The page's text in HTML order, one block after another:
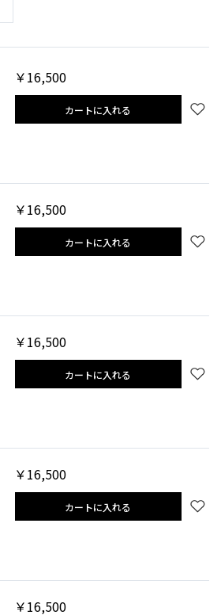
￥16,500
カートに入れる
￥16,500
カートに入れる
￥16,500
カートに入れる
￥16,500
カートに入れる
￥16,500